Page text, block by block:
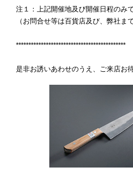
注１：上記開催地及び開催日程のみ
（お問合せ等は百貨店及び、弊社ま
********************************************
是非お誘いあわせのうえ、ご来店お